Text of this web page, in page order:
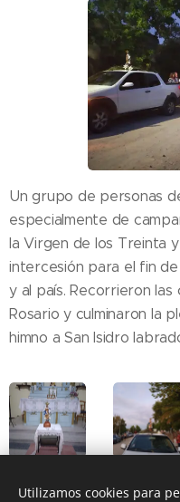
Un grupo de personas
especialmente de
la Virgen de los Treinta
intercesión para el fin
y al país. Recorrieron
Rosario y culminaron la
himno a San Isidro
Utilizamos cookies para